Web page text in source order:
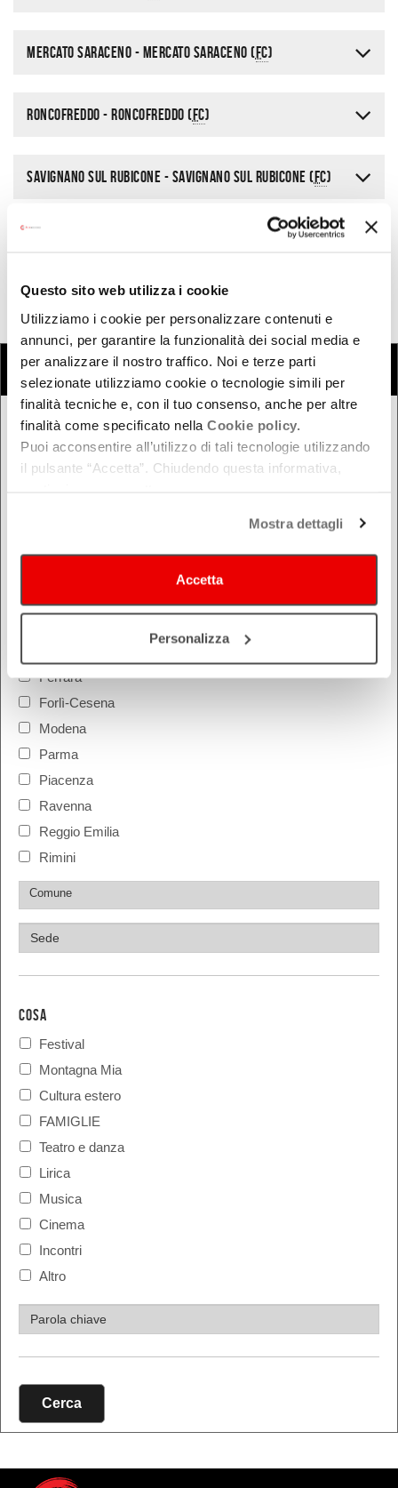
Questo sito web utilizza i cookie
Utilizziamo i cookie per personalizzare contenuti e
annunci, per garantire la funzionalità dei social media e
per analizzare il nostro traffico. Noi e terze parti
selezionate utilizziamo cookie o tecnologie simili per
finalità tecniche e, con il tuo consenso, anche per altre
finalità come specificato nella Cookie policy.
Puoi acconsentire all’utilizzo di tali tecnologie utilizzando
il pulsante “Accetta”. Chiudendo questa informativa,
Mostra dettagli
Accetta
Personalizza
Mercato Saraceno - Mercato Saraceno (FC)
Roncofreddo - Roncofreddo (FC)
Savignano sul Rubicone - Savignano sul Rubicone (FC)
Sogliano al Rubicone - Sogliano al Rubicone ( FC)
Eventi
COSACerca eventi Cerca rassegne e festival
QUANDO
Oggi
DOVE
Ferrara
Forlì-Cesena
Modena
Parma
Piacenza
Ravenna
Reggio Emilia
Rimini
COSA
Festival
Montagna Mia
Cultura estero
FAMIGLIE
Teatro e danza
Lirica
Musica
Cinema
Incontri
Altro
Cerca